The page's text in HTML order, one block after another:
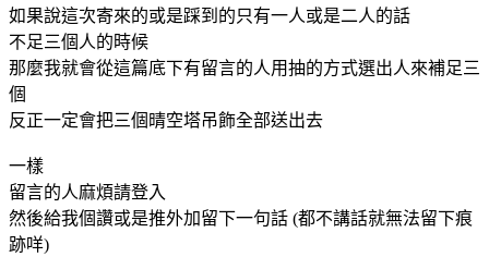
如果說這次寄來的或是踩到的只有一人或是二人的話
不足三個人的時候
那麼我就會從這篇底下有留言的人用抽的方式選出人來補足三
個
反正一定會把三個晴空塔吊飾全部送出去
一樣
留言的人麻煩請登入
然後給我個讚或是推外加留下一句話 (都不講話就無法留下痕
跡咩)